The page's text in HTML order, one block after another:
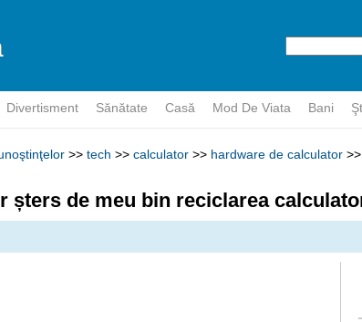
Divertisment Sănătate Casă Mod De Viata Bani
>> tech >> calculator >> hardware de calculator >>
șters de meu bin reciclarea